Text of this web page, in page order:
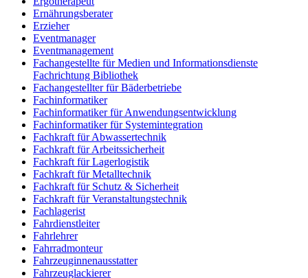
Ernährungsberater
Erzieher
Eventmanager
Eventmanagement
Fachangestellte für Medien und Informationsdienste
Fachrichtung Bibliothek
Fachangestellter für Bäderbetriebe
Fachinformatiker
Fachinformatiker für Anwendungsentwicklung
Fachinformatiker für Systemintegration
Fachkraft für Abwassertechnik
Fachkraft für Arbeitssicherheit
Fachkraft für Lagerlogistik
Fachkraft für Metalltechnik
Fachkraft für Schutz & Sicherheit
Fachkraft für Veranstaltungstechnik
Fachlagerist
Fahrdienstleiter
Fahrlehrer
Fahrradmonteur
Fahrzeuginnenausstatter
Fahrzeuglackierer